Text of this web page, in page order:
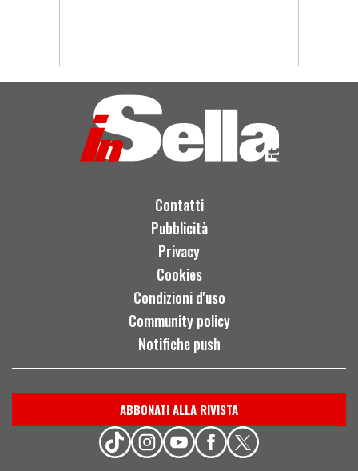
Contatti
Pubblicità
Privacy
Cookies
Condizioni d'uso
Community policy
Notifiche push
ABBONATI ALLA RIVISTA